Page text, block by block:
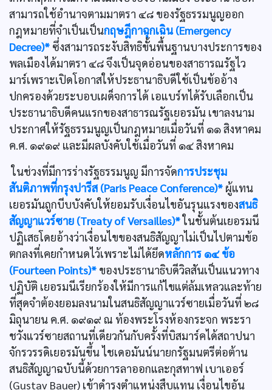
สามารถใช้อำนาจตามมาตรา ๔๘ ของรัฐธรรมนูญออก
กฎหมายที่จำเป็นเป็นกฤษฎีกาฉุกเฉิน (Emergency
Decree)* ซึ่งสามารถระงับสิทธิขั้นพื้นฐานบางประการของ
พลเมืองได้มาตรา ๔๘ จึงเป็นจุดอ่อนของสาธารณรัฐไว
มาร์เพราะเปิดโอกาสให้ประธานาธิบดีใช้เป็นข้ออ้าง
ปกครองด้วยระบอบเผด็จการได้ เอแบร์ทได้รับเลือกเป็น
ประธานาธิบดีคนแรกของสาธารณรัฐเยอรมัน เขาลงนาม
ประกาศให้รัฐธรรมนูญเป็นกฎหมายเมื่อวันที่ ๑๑ สิงหาคม
ค.ศ. ๑๙๑๙ และมีผลบังคับใช้เมื่อวันที่ ๑๔ สิงหาคม
ในช่วงที่มีการร่างรัฐธรรมนูญ มีการจัดการประชุม
สันติภาพที่กรุงปารีส (Paris Peace Conference)* ผู้แทน
เยอรมันถูกบีบบังคับให้ยอมรับเงื่อนไขอันรุนแรงของสนธิ
สัญญาแวร์ซาย (Treaty of Versailles)*ในชั้นต้นเยอรมนี
ปฏิเสธโดยอ้างว่าเงื่อนไขของสนธิสัญญาไม่เป็นไปตามข้อ
ตกลงที่เคยกำหนดไว้เพราะไม่ได้ยึดหลักการ ๑๔ ข้อ
(Fourteen Points)* ของประธานาธิบดีวิลสันเป็นแนวทาง
ปฏิบัติ เยอรมนีเรียกร้องให้มีการแก้ไขแต่ล้มเหลวและท้าย
ที่สุดจำต้องยอมลงนามในสนธิสัญญาแวร์ซายเมื่อวันที่ ๒๘
มิถุนายน ค.ศ. ๑๙๑๙ ณ ท้องพระโรงห้องกระจก พระรา
ชวังแวร์ซายสถานที่เดียวกันกับครั้งที่บิสมาร์คได้สถาปนา
จักรวรรดิเยอรมันขึ้น ไชเดอมันน์นายกรัฐมนตรีต่อต้าน
สนธิสัญญาฉบับนี้ด้วยการลาออกและกุสทาฟ เบาเออร์
(Gustav Bauer) เข้าดำรงตำแหน่งสืบแทน เงื่อนไขอัน